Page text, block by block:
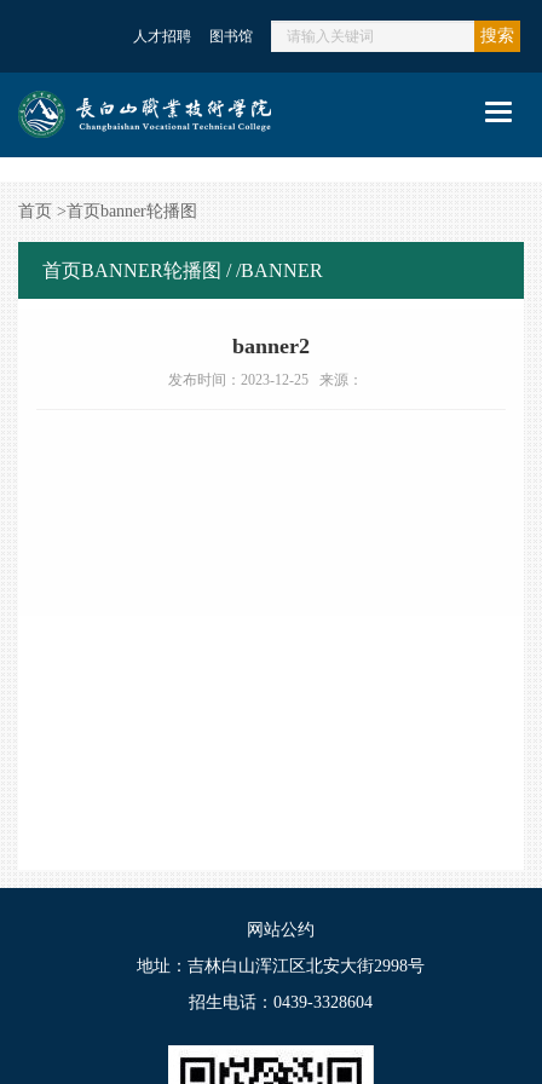
人才招聘 图书馆 搜索
首页 >首页banner轮播图
首页BANNER轮播图 //BANNER
banner2
发布时间：2023-12-25 来源：
网站公约
地址：吉林白山浑江区北安大街2998号
招生电话：0439-3328604